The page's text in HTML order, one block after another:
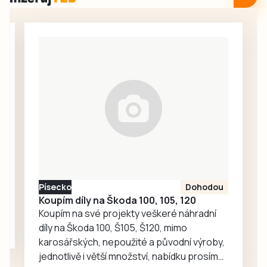
Czech 2026. Vše
vypukne v pátek 7.
hlavně fanoušci
fotbalu a tenisu.
Písecko Dohodou
Koupím díly na Škoda 100, 105, 120
Koupím na své projekty veškeré náhradní
díly na Škoda 100, Š105, Š120, mimo
karosářských, nepoužité a původní výroby,
jednotlivě i větší množství, nabídku prosím